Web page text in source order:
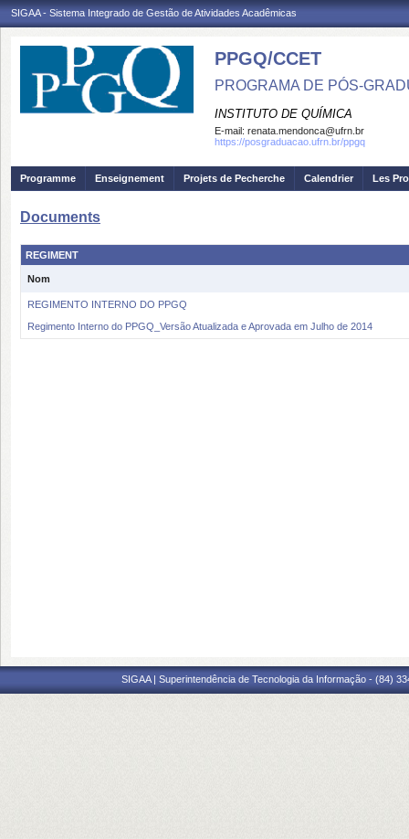
SIGAA - Sistema Integrado de Gestão de Atividades Acadêmicas
PPGQ/CCET
PROGRAMA DE PÓS-
INSTITUTO DE QUÍMICA
E-mail: renata.mendonca@ufrn.br
https://posgraduacao.ufrn.br/ppgq
Programme Enseignement Projets de Pecherche Calendrier Les
Documents
REGIMENT
Nom
REGIMENTO INTERNO DO PPGQ
Regimento Interno do PPGQ_Versão Atualizada e Aprovada em Julho de 2014
SIGAA | Superintendência de Tecnologia da Informação - (84)